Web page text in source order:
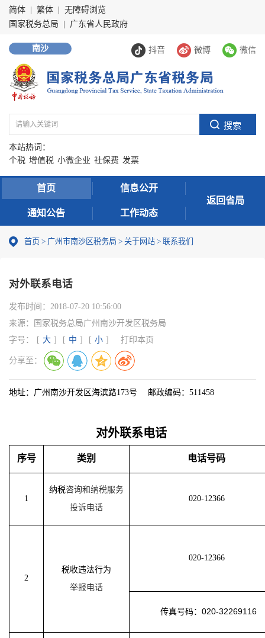
简体 繁体
无障碍浏览
国家税务总局
广东省人民政府
抖音 微博 微信
南沙
本站热词：
个税 增值税 小微企业 社保费 发票
首页 信息公开
通知公告 工作动态
返回省局
首页 > 广州市南沙区税务局 > 关于网站 > 联系我们
对外联系电话
发布时间： 2018-07-20 10:56:00
来源：
国家税务总局广州南沙开发区税务局
字号：
[ 大 ] [ 中 ] [ 小 ] 打印本页
分享至：
地址：广州南沙开发区海滨路173号 邮政编码： 511458
对外联系电话
序号 类别 电话号码
1
纳税咨询和纳税服务
投诉电话
020-12366
2
税收违法行为
举报电话
020-12366
传真号码：020-32269116